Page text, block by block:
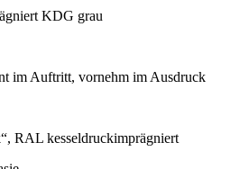
KDG grau
im Auftritt, vornehm im Ausdruck
RAL kesseldruckimprägniert